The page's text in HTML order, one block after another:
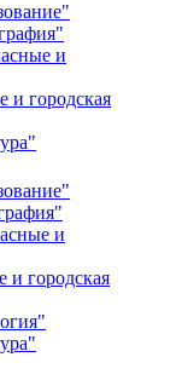
и
и городская
и
и городская